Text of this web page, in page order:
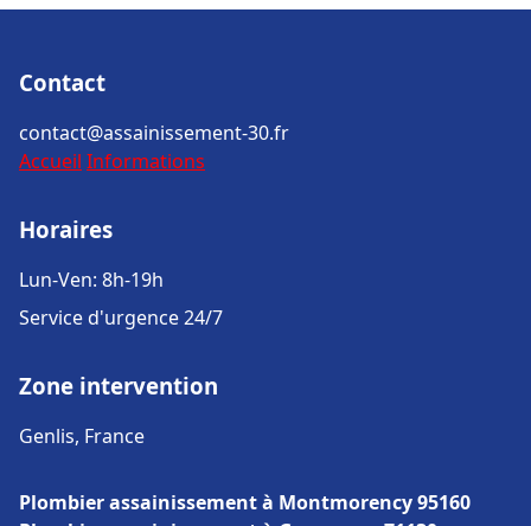
Contact
contact@assainissement-30.fr
Accueil Informations
Horaires
Lun-Ven: 8h-19h
Service d'urgence 24/7
Zone intervention
Genlis, France
Plombier assainissement à Montmorency 95160